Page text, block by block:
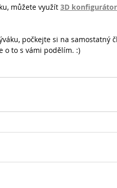
můžete využít 3D konfigurátor
počkejte si na samostatný
o to s vámi podělím. :)